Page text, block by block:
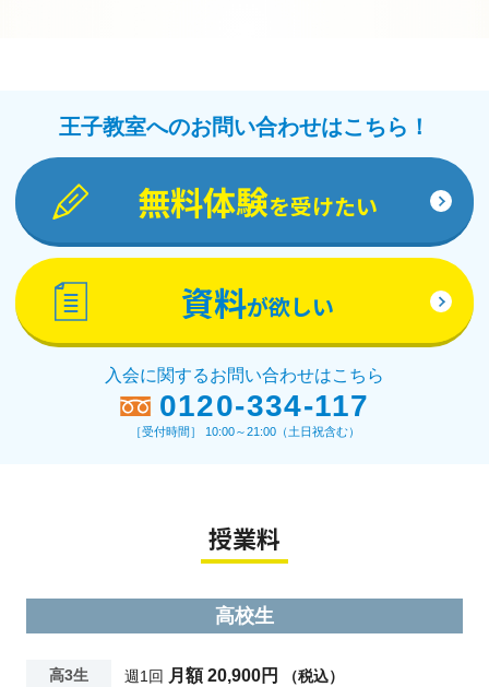
王子教室へのお問い合わせはこちら！
無料体験を受けたい
資料が欲しい
入会に関するお問い合わせはこちら
0120-334-117
［受付時間］ 10:00～21:00（土日祝含む）
授業料
高校生
高3生 週1回 月額 20,900円 （税込）